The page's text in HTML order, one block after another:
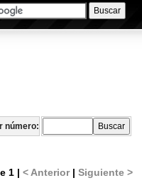
número:
1 |< Anterior|Siguiente >